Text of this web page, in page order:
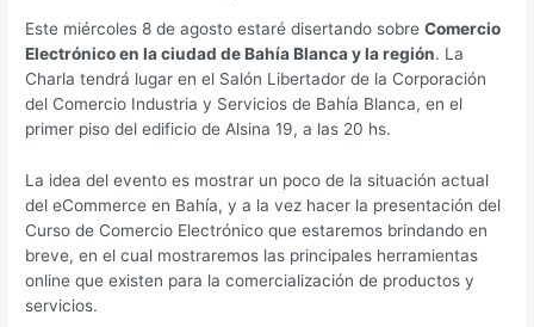
Este miércoles 8 de agosto estaré disertando sobreComercio
Electrónico en la ciudad de Bahía Blanca y la región. La
Charla tendrá lugar en el Salón Libertador de la Corporación
del Comercio Industria y Servicios de Bahía Blanca, en el
primer piso del edificio de Alsina 19, a las 20 hs.
La idea del evento es mostrar un poco de la situación actual
del eCommerce en Bahía, y a la vez hacer la presentación del
Curso de Comercio Electrónico que estaremos brindando en
breve, en el cual mostraremos las principales herramientas
online que existen para la comercialización de productos y
servicios.